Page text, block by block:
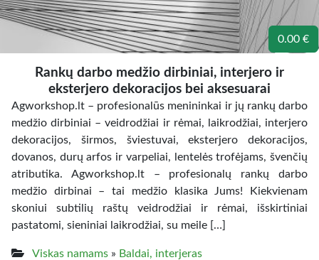
0.00 €
Rankų darbo medžio dirbiniai, interjero ir
eksterjero dekoracijos bei aksesuarai
Agworkshop.lt – profesionalūs menininkai ir jų rankų darbo
medžio dirbiniai – veidrodžiai ir rėmai, laikrodžiai, interjero
dekoracijos, širmos, šviestuvai, eksterjero dekoracijos,
dovanos, durų arfos ir varpeliai, lentelės trofėjams, švenčių
atributika. Agworkshop.lt – profesionalų rankų darbo
medžio dirbinai – tai medžio klasika Jums! Kiekvienam
skoniui subtilių raštų veidrodžiai ir rėmai, išskirtiniai
pastatomi, sieniniai laikrodžiai, su meile […]
Viskas namams » Baldai, interjeras